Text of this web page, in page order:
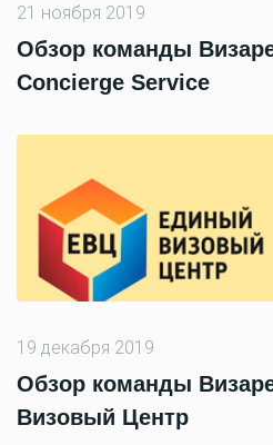
21 ноября 2019
Обзор команды
Concierge Service
19 декабря 2019
Обзор команды
Визовый Центр